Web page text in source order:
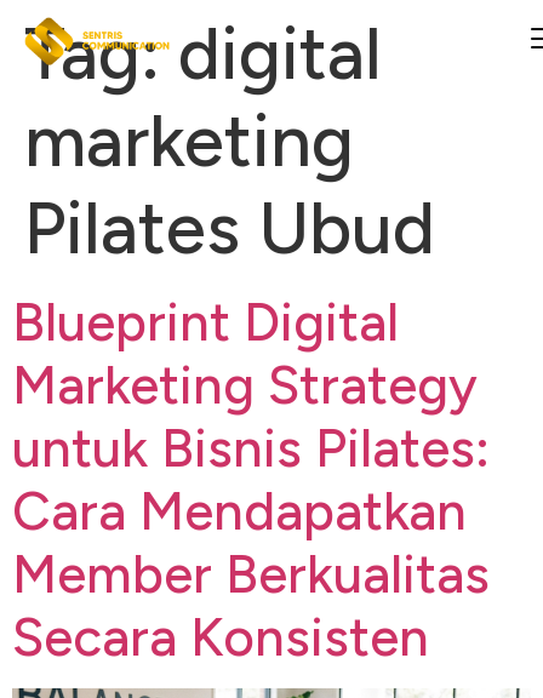
Tag:digital
marketing
Pilates Ubud
Blueprint Digital
Marketing Strategy
untuk Bisnis Pilates:
Cara Mendapatkan
Member Berkualitas
Secara Konsisten